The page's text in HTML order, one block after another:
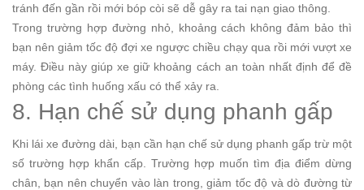
tránh đến gần rồi mới bóp còi sẽ dễ gây ra tai nạn giao thông.
Trong trường hợp đường nhỏ, khoảng cách không đảm bảo thì
bạn nên giảm tốc độ đợi xe ngược chiều chạy qua rồi mới vượt xe
máy. Điều này giúp xe giữ khoảng cách an toàn nhất định để đề
phòng các tình huống xấu có thể xảy ra.
8. Hạn chế sử dụng phanh gấp
Khi lái xe đường dài, bạn cần hạn chế sử dụng phanh gấp trừ một
số trường hợp khẩn cấp. Trường hợp muốn tìm địa điểm dừng
chân, bạn nên chuyển vào làn trong, giảm tốc độ và dò đường từ